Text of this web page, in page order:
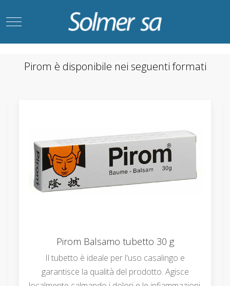
Mobile Menu Toggle
Pirom è disponibile nei seguenti formati
Pirom Balsamo tubetto 30 g
Il tubetto è ideale per l'uso casalingo e
garantisce la qualità del prodotto. Agisce